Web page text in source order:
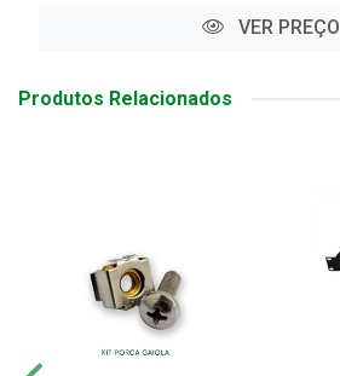
VER PREÇO
Produtos Relacionados